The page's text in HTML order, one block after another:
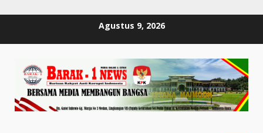
Agustus 9, 2026